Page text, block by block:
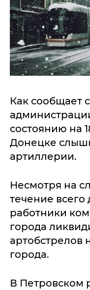
Как сообщает
состоянию на
Донецке
артиллерии.
Несмотря на
течение всего
работники
города
артобстрелов
города.
В Петровском